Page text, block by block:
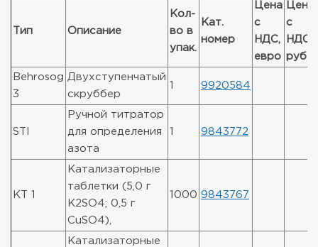
Тип Описание
Кол-
во в
упак.
Кат.
номер
Цена
с
НДС,
евро
Цена
с
НДС,
руб
Behrosog
3
Двухступенчатый
скруббер
9920584
STI
Ручной титратор
для определения
азота
9843772
KT 1
Катализаторные
таблетки (5,0 г
K2SO4; 0,5 г
CuSO4),
1000 9843767
Катализаторные